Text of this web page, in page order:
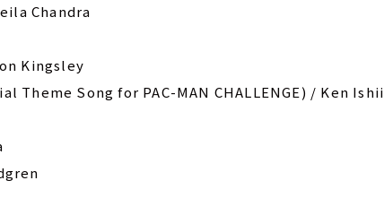
Chandra
Kingsley
Theme Song for PAC-MAN CHALLENGE) / Ken Ishii